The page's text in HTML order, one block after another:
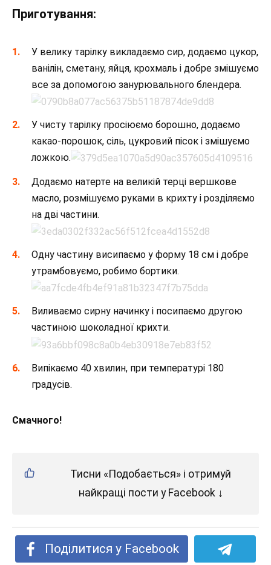
Приготування:
У велику тарілку викладаємо сир, додаємо цукор,
ванілін, сметану, яйця, крохмаль і добре змішуємо
все за допомогою занурювального блендера.
У чисту тарілку просіюємо борошно, додаємо
какао-порошок, сіль, цукровий пісок і змішуємо
ложкою.
Додаємо натерте на великій терці вершкове
масло, розмішуємо руками в крихту і розділяємо
на дві частини.
Одну частину висипаємо у форму 18 см і добре
утрамбовуємо, робимо бортики.
Виливаємо сирну начинку і посипаємо другою
частиною шоколадної крихти.
Випікаємо 40 хвилин, при температурі 180
градусів.
Смачного!
Тисни «Подобається» і отримуй
найкращі пости у Facebook ↓
Поділитися у Facebook